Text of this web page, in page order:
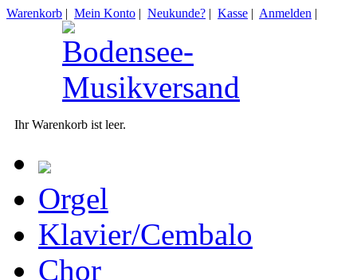
Warenkorb | Mein Konto | Neukunde? | Kasse | Anmelden |
Ihr Warenkorb ist leer.
Orgel
Klavier/Cembalo
Chor